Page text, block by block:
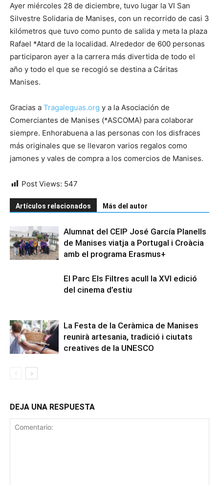
Ayer miércoles 28 de diciembre, tuvo lugar la VI San
Silvestre Solidaria de Manises, con un recorrido de casi 3
kilómetros que tuvo como punto de salida y meta la plaza
Rafael *Atard de la localidad. Alrededor de 600 personas
participaron ayer a la carrera más divertida de todo el
año y todo el que se recogió se destina a Cáritas
Manises.
Gracias a Tragaleguas.org y a la Asociación de
Comerciantes de Manises (*ASCOMA) para colaborar
siempre. Enhorabuena a las personas con los disfraces
más originales que se llevaron varios regalos como
jamones y vales de compra a los comercios de Manises.
Post Views: 547
Artículos relacionados Más del autor
Alumnat del CEIP José García Planells
de Manises viatja a Portugal i Croàcia
amb el programa Erasmus+
El Parc Els Filtres acull la XVI edició
del cinema d’estiu
La Festa de la Ceràmica de Manises
reunirà artesania, tradició i ciutats
creatives de la UNESCO
DEJA UNA RESPUESTA